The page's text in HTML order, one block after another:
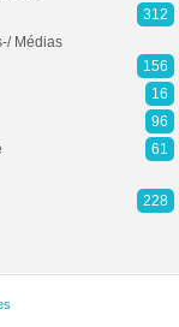
312
Médias
156
16
96
61
228